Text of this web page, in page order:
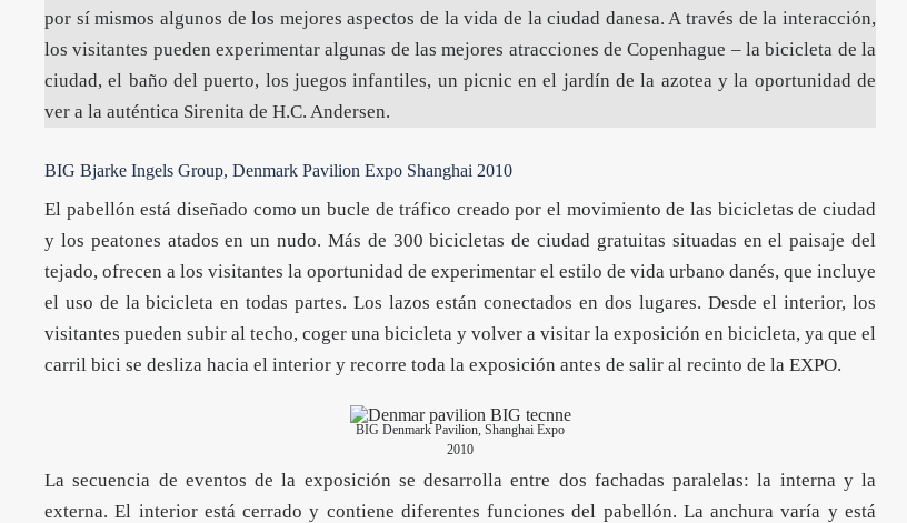
por sí mismos algunos de los mejores aspectos de la vida de la ciudad danesa. A través de la interacción,
los visitantes pueden experimentar algunas de las mejores atracciones de Copenhague – la bicicleta de la
ciudad, el baño del puerto, los juegos infantiles, un picnic en el jardín de la azotea y la oportunidad de
ver a la auténtica Sirenita de H.C. Andersen.
BIG Bjarke Ingels Group, Denmark Pavilion Expo Shanghai 2010
El pabellón está diseñado como un bucle de tráfico creado por el movimiento de las bicicletas de ciudad
y los peatones atados en un nudo. Más de 300 bicicletas de ciudad gratuitas situadas en el paisaje del
tejado, ofrecen a los visitantes la oportunidad de experimentar el estilo de vida urbano danés, que incluye
el uso de la bicicleta en todas partes. Los lazos están conectados en dos lugares. Desde el interior, los
visitantes pueden subir al techo, coger una bicicleta y volver a visitar la exposición en bicicleta, ya que el
carril bici se desliza hacia el interior y recorre toda la exposición antes de salir al recinto de la EXPO.
BIG Denmark Pavilion, Shanghai Expo
2010
La secuencia de eventos de la exposición se desarrolla entre dos fachadas paralelas: la interna y la
externa. El interior está cerrado y contiene diferentes funciones del pabellón. La anchura varía y está